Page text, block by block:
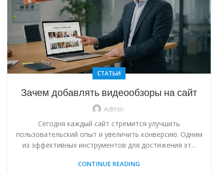
СТАТЬИ
Зачем добавлять видеообзоры на сайт
Admin
Сегодня каждый сайт стремится улучшить
пользовательский опыт и увеличить конверсию. Одним
из эффективных инструментов для достижения эт...
CONTINUE READING